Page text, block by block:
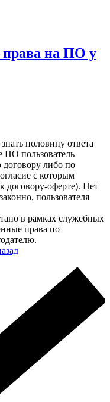
права на ПО у
половину ответа
ПО пользователь
договору либо по
с которым
договору-оферте). Нет
пользователя
в рамках служебных
права по